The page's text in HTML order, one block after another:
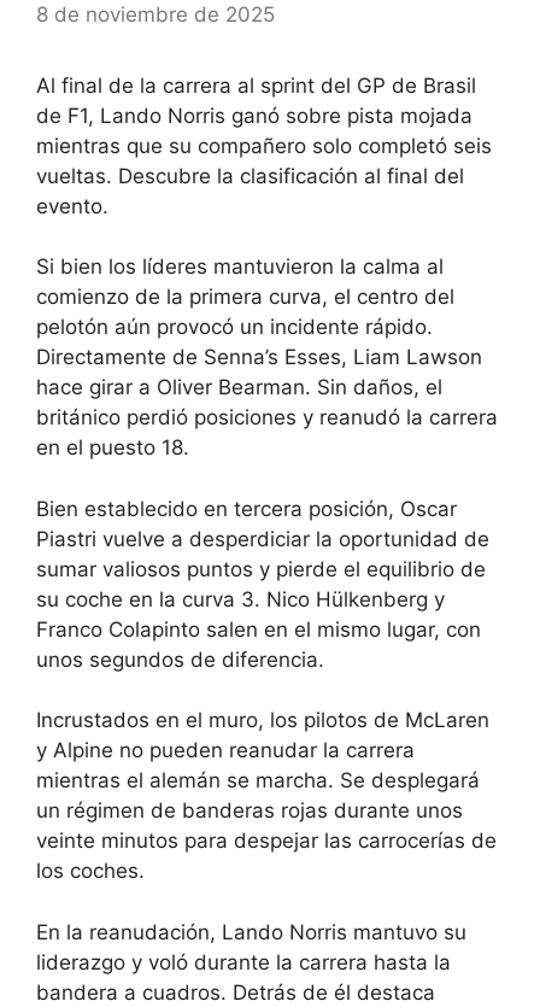
8 de noviembre de 2025
Al final de la carrera al sprint del GP de Brasil
de F1, Lando Norris ganó sobre pista mojada
mientras que su compañero solo completó seis
vueltas. Descubre la clasificación al final del
evento.
Si bien los líderes mantuvieron la calma al
comienzo de la primera curva, el centro del
pelotón aún provocó un incidente rápido.
Directamente de Senna’s Esses, Liam Lawson
hace girar a Oliver Bearman. Sin daños, el
británico perdió posiciones y reanudó la carrera
en el puesto 18.
Bien establecido en tercera posición, Oscar
Piastri vuelve a desperdiciar la oportunidad de
sumar valiosos puntos y pierde el equilibrio de
su coche en la curva 3. Nico Hülkenberg y
Franco Colapinto salen en el mismo lugar, con
unos segundos de diferencia.
Incrustados en el muro, los pilotos de McLaren
y Alpine no pueden reanudar la carrera
mientras el alemán se marcha. Se desplegará
un régimen de banderas rojas durante unos
veinte minutos para despejar las carrocerías de
los coches.
En la reanudación, Lando Norris mantuvo su
liderazgo y voló durante la carrera hasta la
bandera a cuadros. Detrás de él destaca